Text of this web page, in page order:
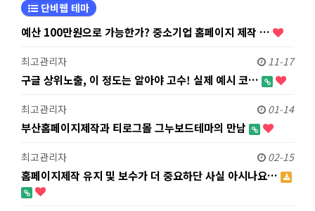
단비웹 테마
예산 100만원으로 가능한가? 중소기업 홈페이지 제작 …
최고관리자 11-17
구글 상위노출, 이 정도는 알아야 고수! 실제 예시 코…
최고관리자 01-14
부산홈페이지제작과 티로그몰 그누보드테마의 만남
최고관리자 02-15
홈페이지제작 유지 및 보수가 더 중요하단 사실 아시나요…